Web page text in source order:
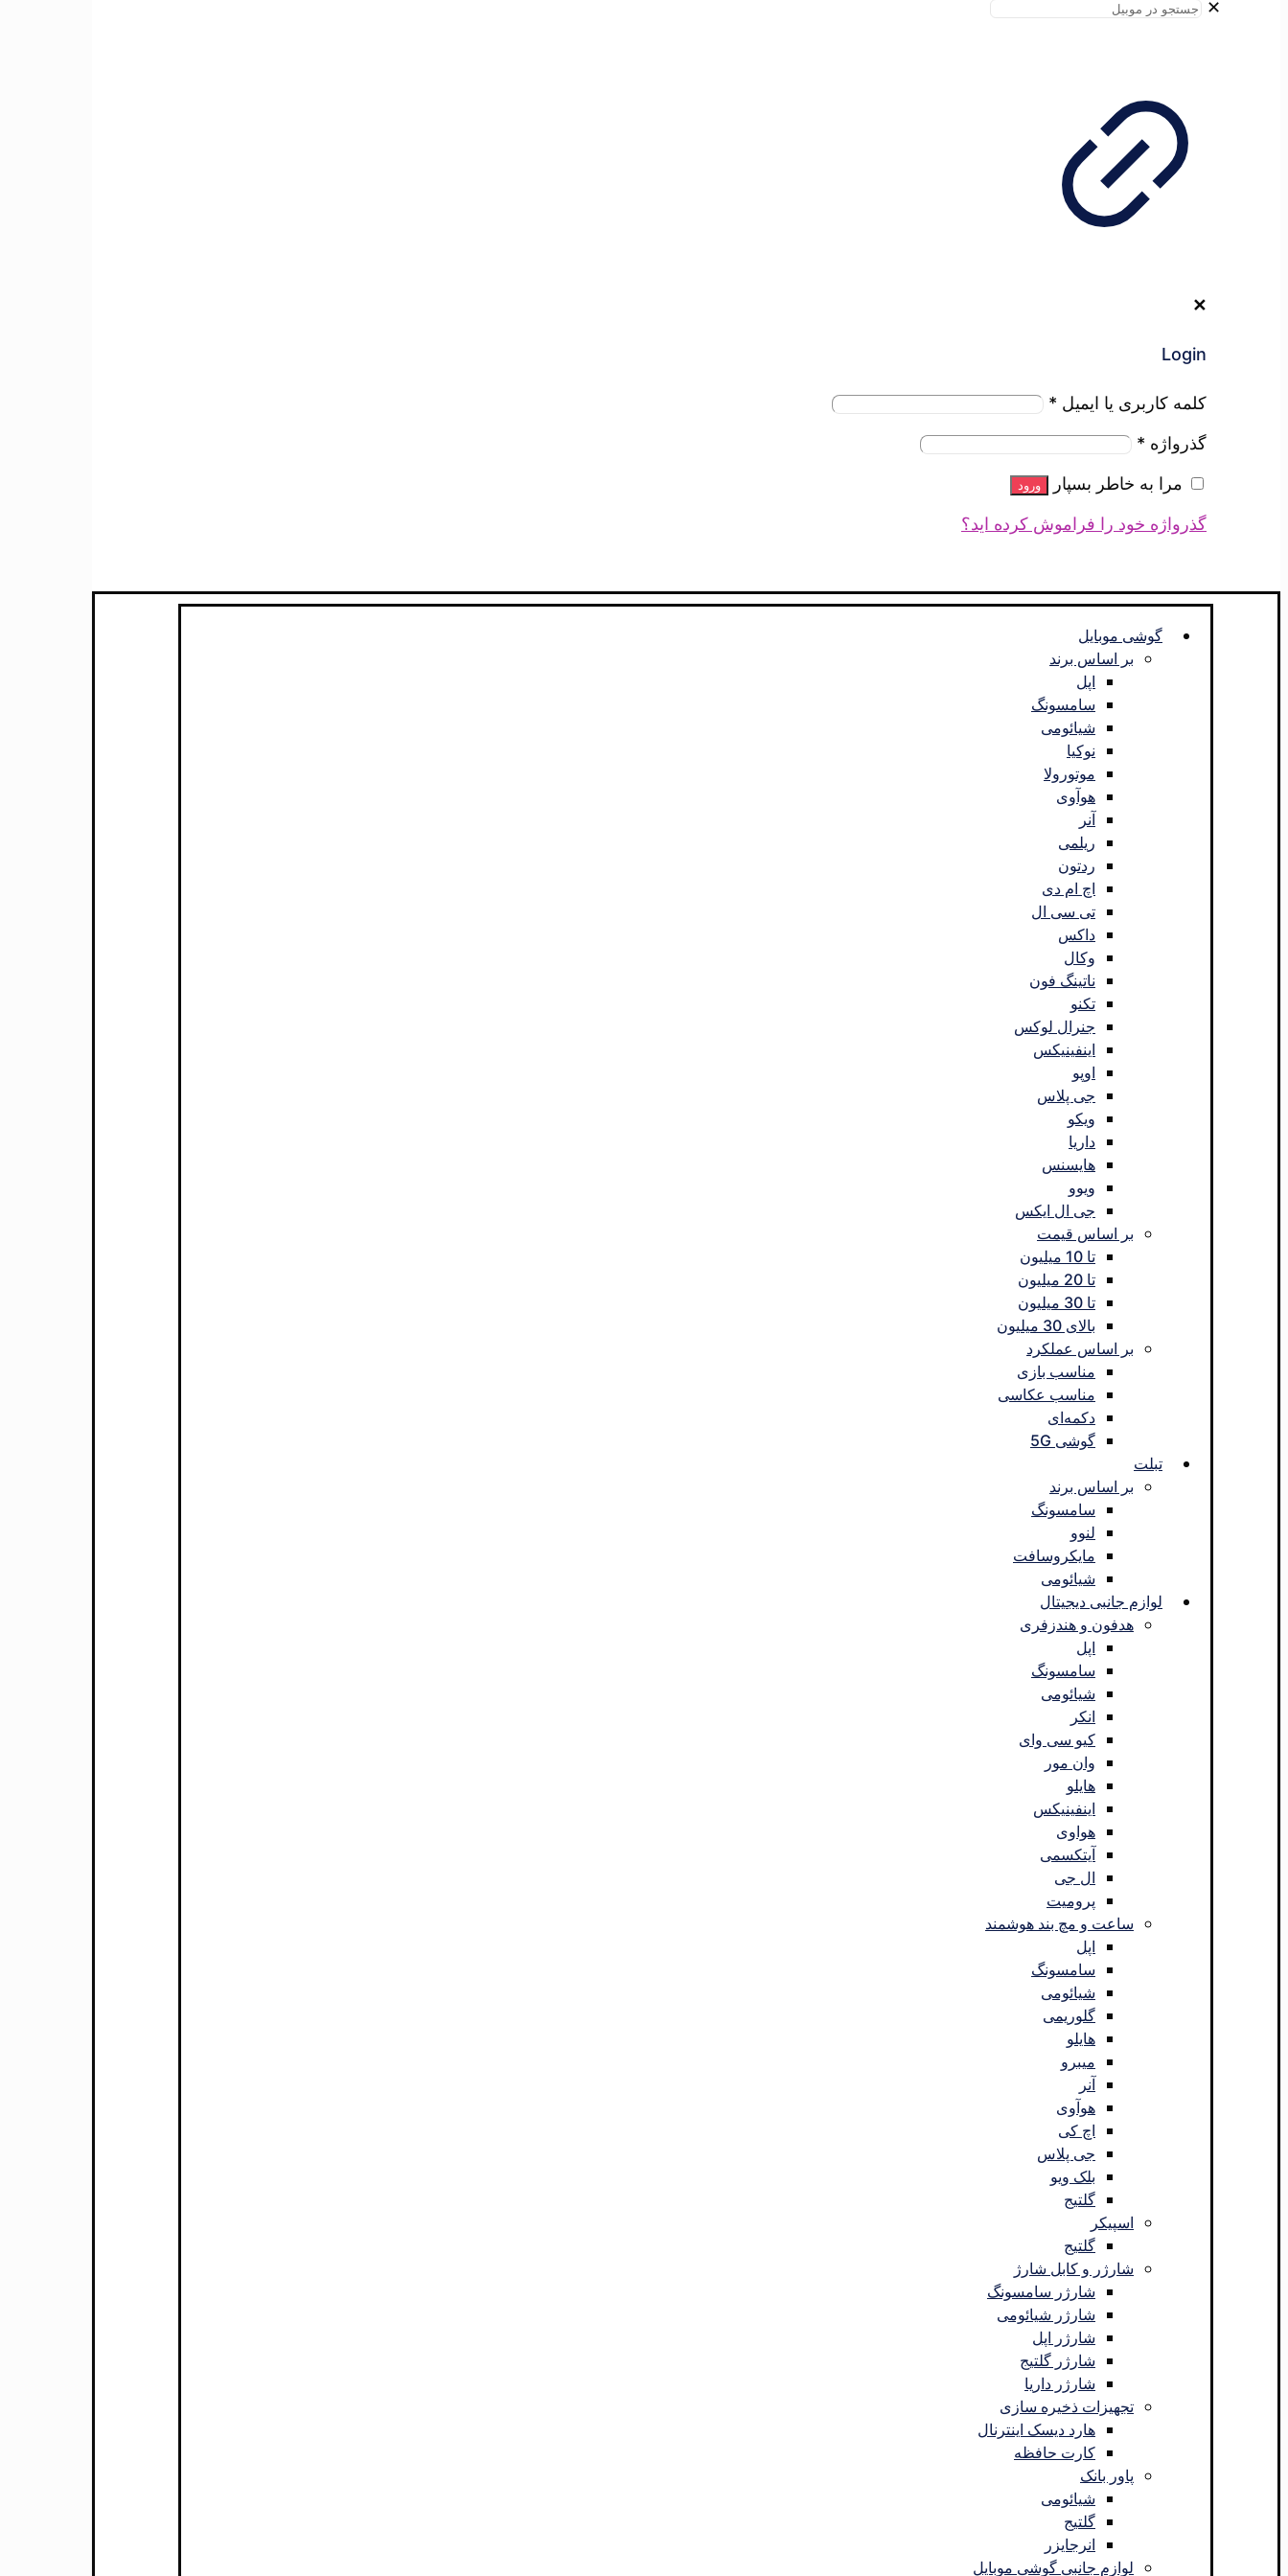
✕
✕
Login
کلمه کاربری یا ایمیل *
گذرواژه *
مرا به خاطر بسپار
ورود
گذرواژه خود را فراموش کرده اید؟
گوشی موبایل
بر اساس برند
اپل
سامسونگ
شیائومی
نوکیا
موتورولا
هوآوی
آنر
ریلمی
ردتون
اچ ام دی
تی سی ال
داکس
وکال
ناتینگ فون
تکنو
جنرال لوکس
اینفینیکس
اوپو
جی پلاس
ویکو
داریا
هایسنس
ویوو
جی ال ایکس
بر اساس قیمت
تا 10 میلیون
تا 20 میلیون
تا 30 میلیون
بالای 30 میلیون
بر اساس عملکرد
مناسب بازی
مناسب عکاسی
دکمه‌ای
گوشی 5G
تبلت
بر اساس برند
سامسونگ
لنوو
مایکروسافت
شیائومی
لوازم جانبی دیجیتال
هدفون و هندزفری
اپل
سامسونگ
شیائومی
انکر
کیو سی وای
وان مور
هایلو
اینفینیکس
هواوی
آیتکسمی
ال جی
پرومیت
ساعت و مچ بند هوشمند
اپل
سامسونگ
شیائومی
گلوریمی
هایلو
میبرو
آنر
هوآوی
اچ کی
جی پلاس
بلک ویو
گلتیج
اسپیکر
گلتیج
شارژر و کابل شارژ
شارژر سامسونگ
شارژر شیائومی
شارژر اپل
شارژر گلتیج
شارژر داریا
تجهیزات ذخیره سازی
هارد دیسک اینترنال
کارت حافظه
پاور بانک
شیائومی
گلتیج
انرجایزر
لوازم جانبی گوشی موبایل